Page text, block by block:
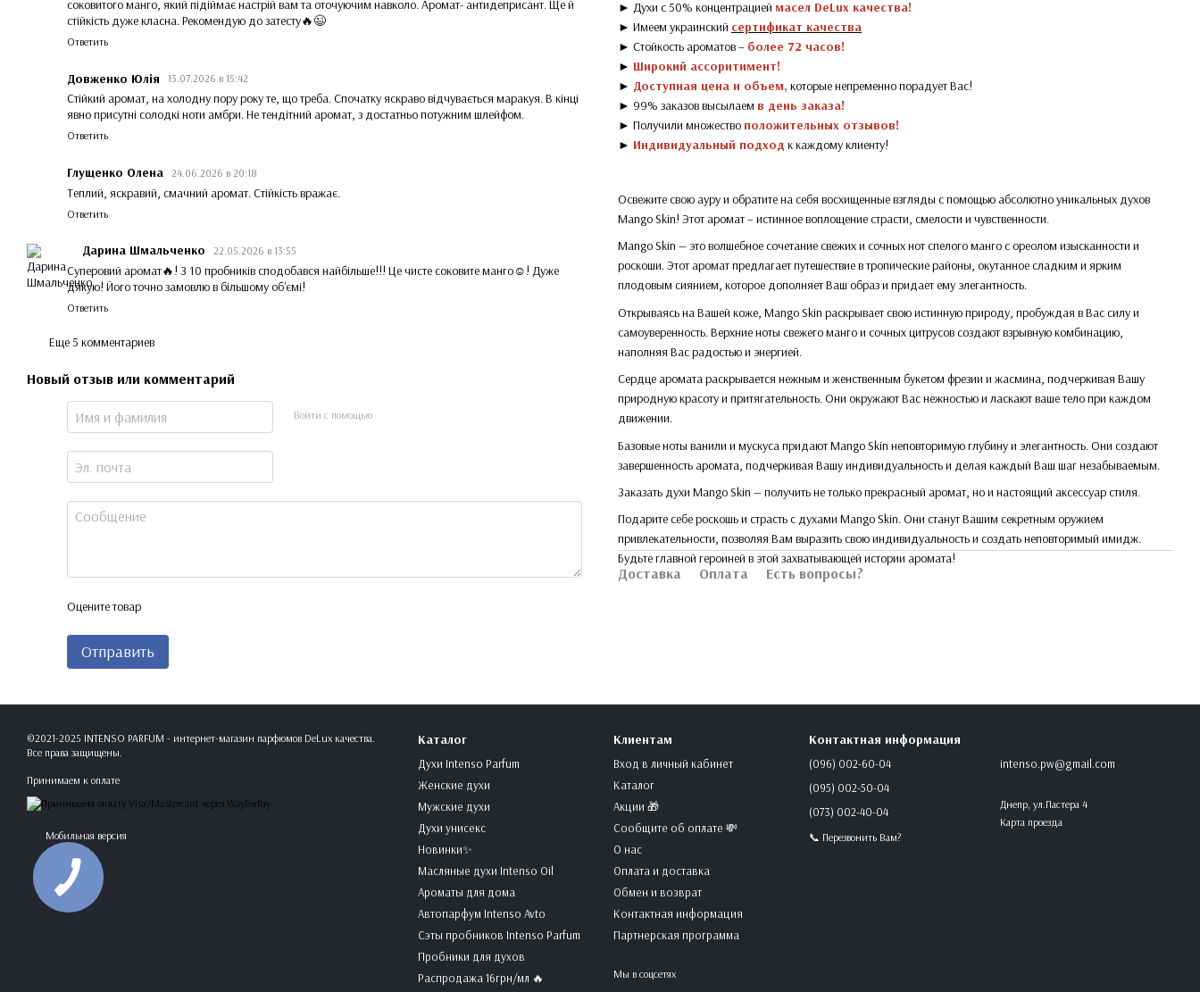
соковитого манго, який підіймає настрій вам та оточуючим навколо. Аромат- антидеприсант. Ще й
стійкість дуже класна. Рекомендую до затесту🔥😉
Ответить
Довженко Юлія 13.07.2026 в 15:42
Стійкий аромат, на холодну пору року те, що треба. Спочатку яскраво відчувається маракуя. В кінці
явно присутні солодкі ноти амбри. Не тендітний аромат, з достатньо потужним шлейфом.
Ответить
Глущенко Олена 24.06.2026 в 20:18
Теплий, яскравий, смачний аромат. Стійкість вражає.
Ответить
Дарина Шмальченко 22.05.2026 в 13:55
Суперовий аромат🔥! З 10 пробників сподобався найбільше!!! Це чисте соковите манго☺️! Дуже
дякую! Його точно замовлю в більшому об'ємі!
Ответить
Еще 5 комментариев
Новый отзыв или комментарий
Войти с помощью
Оцените товар
Отправить
► Духи с 50% концентрацией масел DeLux качества!
► Имеем украинский сертификат качества
► Стойкость ароматов – более 72 часов!
► Широкий ассоритимент!
► Доступная цена и объем, которые непременно порадует Вас!
► 99% заказов высылаем в день заказа!
► Получили множество положительных отзывов!
► Индивидуальный подход к каждому клиенту!
Освежите свою ауру и обратите на себя восхищенные взгляды с помощью абсолютно уникальных духов
Mango Skin! Этот аромат – истинное воплощение страсти, смелости и чувственности.
Mango Skin — это волшебное сочетание свежих и сочных нот спелого манго с ореолом изысканности и
роскоши. Этот аромат предлагает путешествие в тропические районы, окутанное сладким и ярким
плодовым сиянием, которое дополняет Ваш образ и придает ему элегантность.
Открываясь на Вашей коже, Mango Skin раскрывает свою истинную природу, пробуждая в Вас силу и
самоуверенность. Верхние ноты свежего манго и сочных цитрусов создают взрывную комбинацию,
наполняя Вас радостью и энергией.
Сердце аромата раскрывается нежным и женственным букетом фрезии и жасмина, подчеркивая Вашу
природную красоту и притягательность. Они окружают Вас нежностью и ласкают ваше тело при каждом
движении.
Базовые ноты ванили и мускуса придают Mango Skin неповторимую глубину и элегантность. Они создают
завершенность аромата, подчеркивая Вашу индивидуальность и делая каждый Ваш шаг незабываемым.
Заказать духи Mango Skin — получить не только прекрасный аромат, но и настоящий аксессуар стиля.
Подарите себе роскошь и страсть с духами Mango Skin. Они станут Вашим секретным оружием
привлекательности, позволяя Вам выразить свою индивидуальность и создать неповторимый имидж.
Будьте главной героиней в этой захватывающей истории аромата!
Доставка Оплата Есть вопросы?
©2021-2025 INTENSO PARFUM - интернет-магазин парфюмов DeLux качества.
Все права защищены.
Принимаем к оплате
Мобильная версия
Каталог
Духи Intenso Parfum
Женские духи
Мужские духи
Духи унисекс
Новинки✨
Масляные духи Intenso Oil
Ароматы для дома
Автопарфум Intenso Avto
Сэты пробников Intenso Parfum
Пробники для духов
Распродажа 16грн/мл 🔥️️️️️️
Клиентам
Вход в личный кабинет
Каталог
Акции 🎁
Сообщите об оплате 💸
О нас
Оплата и доставка
Обмен и возврат
Контактная информация
Партнерская программа
Мы в соцсетях
Контактная информация
(096) 002-60-04
(095) 002-50-04
(073) 002-40-04
📞 Перезвонить Вам?
intenso.pw@gmail.com
Днепр, ул.Пастера 4
Карта проезда